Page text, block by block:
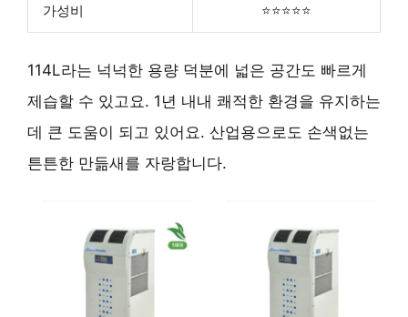
가성비 ⭐⭐⭐⭐⭐
114L라는 넉넉한 용량 덕분에 넓은 공간도 빠르게
제습할 수 있고요. 1년 내내 쾌적한 환경을 유지하는
데 큰 도움이 되고 있어요. 산업용으로도 손색없는
튼튼한 만듦새를 자랑합니다.